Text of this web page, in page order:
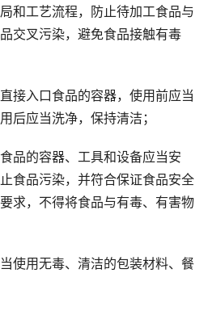
和工艺流程，防止待加工食品与
交叉污染，避免食品接触有毒
接入口食品的容器，使用前应当
后应当洗净，保持清洁；
品的容器、工具和设备应当安
食品污染，并符合保证食品安全
求，不得将食品与有毒、有害物
使用无毒、清洁的包装材料、餐